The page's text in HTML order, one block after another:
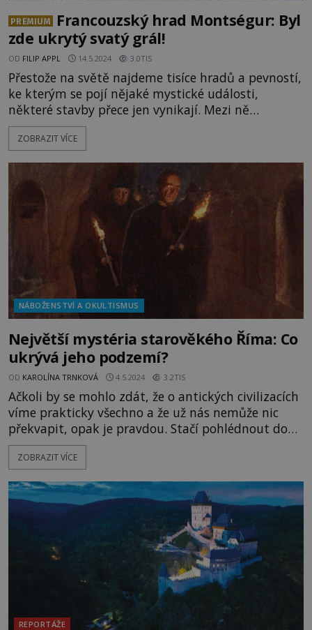
PREMIUM
Francouzský hrad Montségur: Byl
zde ukrytý svatý grál!
OD FILIP APPL 14.5.2024 3.0TIS
Přestože na světě najdeme tisíce hradů a pevností,
ke kterým se pojí nějaké mystické události,
některé stavby přece jen vynikají. Mezi ně
dozajista patří i francouzský hrad Montségur.
Místo, na kterém se před staletími odehrála
říká sídlo svatého grálu? A co všechno pamatují
jeho zdi? Noc je temná
ZOBRAZIT VÍCE
NÁBOŽENSTVÍ A OKULTISMUS
Největší mystéria starověkého Říma: Co
ukrývá jeho podzemí?
OD KAROLÍNA TRNKOVÁ 4.5.2024 3.2TIS
Ačkoli by se mohlo zdát, že o antických civilizacích
víme prakticky všechno a že už nás nemůže nic
překvapit, opak je pravdou. Stačí pohlédnout do
dějin starověkého Říma, abychom zjistili, že
nevyjasněných otázek, které s ním souvisejí, je
nejzajímavějších: Co ukrývá podzemí slavného
města? Praktick
ZOBRAZIT VÍCE
REPORTÁŽE